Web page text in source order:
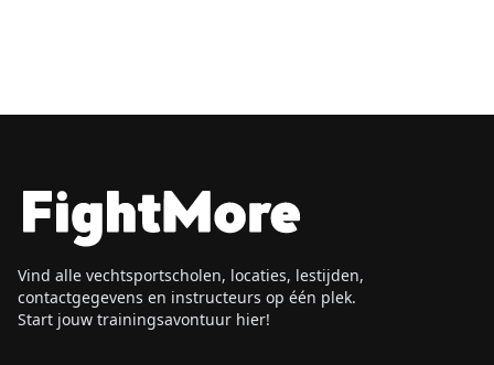
Vind alle vechtsportscholen, locaties, lestijden,
contactgegevens en instructeurs op één plek.
Start jouw trainingsavontuur hier!